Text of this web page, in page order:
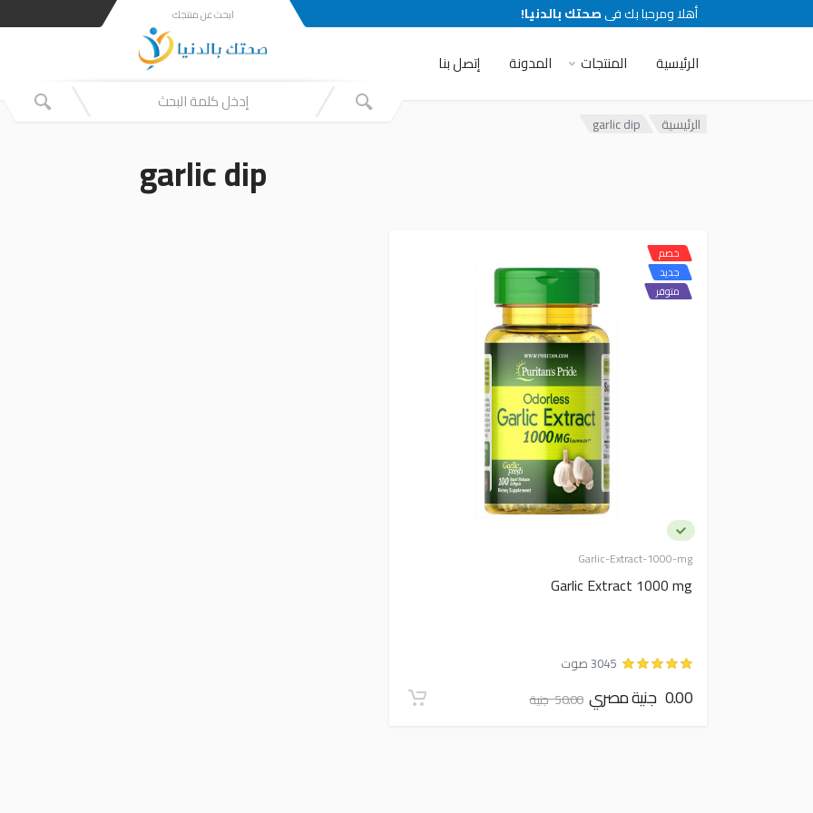
أهلا ومرحبا بك فىصحتك بالدنيا!
الرئيسية المنتجات المدونة إتصل بنا
ابحث عن منتجك
الرئيسية garlic dip
garlic dip
Garlic-Extract-1000-mg
خصم
جديد
متوفر
Garlic Extract 1000 mg
3045 صوت
0.00 جنية مصري 50.00 جنية